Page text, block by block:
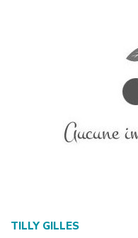
TILLY GILLES